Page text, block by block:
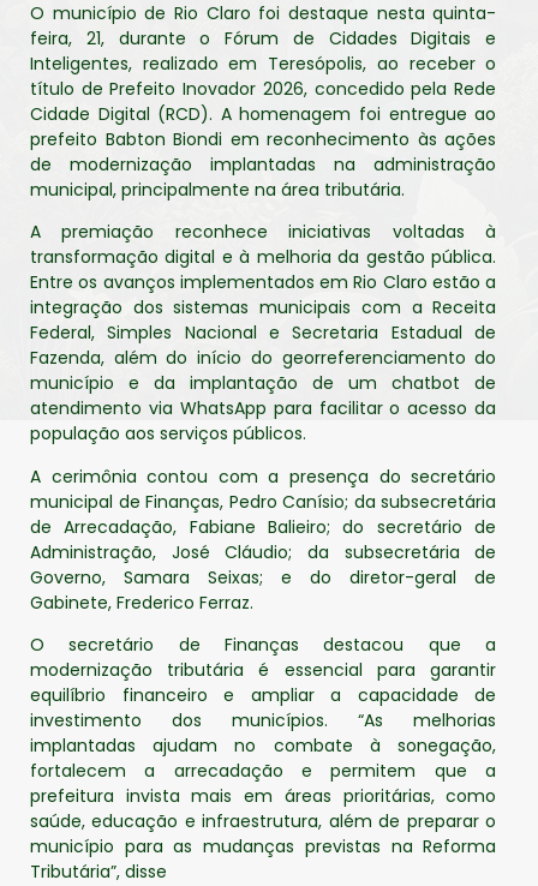
O município de Rio Claro foi destaque nesta quinta-
feira, 21, durante o Fórum de Cidades Digitais e
Inteligentes, realizado em Teresópolis, ao receber o
título de Prefeito Inovador 2026, concedido pela Rede
Cidade Digital (RCD). A homenagem foi entregue ao
prefeito Babton Biondi em reconhecimento às ações
de modernização implantadas na administração
municipal, principalmente na área tributária.
A premiação reconhece iniciativas voltadas à
transformação digital e à melhoria da gestão pública.
Entre os avanços implementados em Rio Claro estão a
integração dos sistemas municipais com a Receita
Federal, Simples Nacional e Secretaria Estadual de
Fazenda, além do início do georreferenciamento do
município e da implantação de um chatbot de
atendimento via WhatsApp para facilitar o acesso da
população aos serviços públicos.
A cerimônia contou com a presença do secretário
municipal de Finanças, Pedro Canísio; da subsecretária
de Arrecadação, Fabiane Balieiro; do secretário de
Administração, José Cláudio; da subsecretária de
Governo, Samara Seixas; e do diretor-geral de
Gabinete, Frederico Ferraz.
O secretário de Finanças destacou que a
modernização tributária é essencial para garantir
equilíbrio financeiro e ampliar a capacidade de
investimento dos municípios. “As melhorias
implantadas ajudam no combate à sonegação,
fortalecem a arrecadação e permitem que a
prefeitura invista mais em áreas prioritárias, como
saúde, educação e infraestrutura, além de preparar o
município para as mudanças previstas na Reforma
Tributária”, disse